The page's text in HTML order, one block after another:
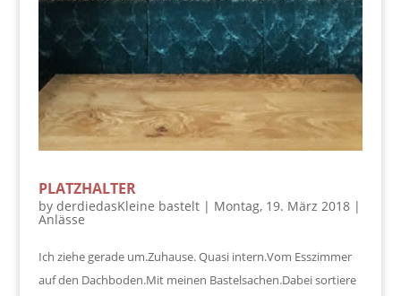
PLATZHALTER
by derdiedasKleine bastelt| Montag, 19. März 2018|
Anlässe
Ich ziehe gerade um.Zuhause. Quasi intern.Vom Esszimmer
auf den Dachboden.Mit meinen Bastelsachen.Dabei sortiere